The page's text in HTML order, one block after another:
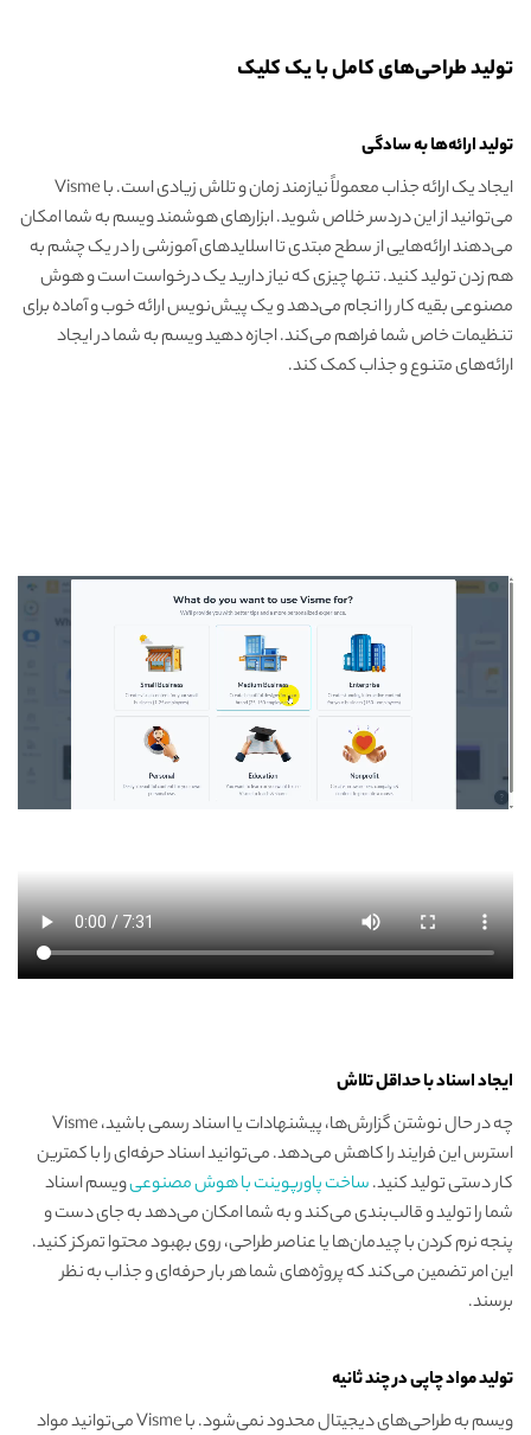
تولید طراحی‌های کامل با یک کلیک
تولید ارائه‌ها به سادگی
ایجاد یک ارائه جذاب معمولاً نیازمند زمان و تلاش زیادی است. با Visme
می‌توانید از این دردسر خلاص شوید. ابزارهای هوشمند ویسم به شما امکان
می‌دهند ارائه‌هایی از سطح مبتدی تا اسلایدهای آموزشی را در یک چشم به
هم زدن تولید کنید. تنها چیزی که نیاز دارید یک درخواست است و هوش
مصنوعی بقیه کار را انجام می‌دهد و یک پیش‌نویس ارائه خوب و آماده برای
تنظیمات خاص شما فراهم می‌کند. اجازه دهید ویسم به شما در ایجاد
ارائه‌های متنوع و جذاب کمک کند.
ایجاد اسناد با حداقل تلاش
چه در حال نوشتن گزارش‌ها، پیشنهادات یا اسناد رسمی باشید، Visme
استرس این فرایند را کاهش می‌دهد. می‌توانید اسناد حرفه‌ای را با کمترین
کار دستی تولید کنید.ساخت پاورپوینت با هوش مصنوعیویسم اسناد
شما را تولید و قالب‌بندی می‌کند و به شما امکان می‌دهد به جای دست و
پنجه نرم کردن با چیدمان‌ها یا عناصر طراحی، روی بهبود محتوا تمرکز کنید.
این امر تضمین می‌کند که پروژه‌های شما هر بار حرفه‌ای و جذاب به نظر
برسند.
تولید مواد چاپی در چند ثانیه
ویسم به طراحی‌های دیجیتال محدود نمی‌شود. با Visme می‌توانید مواد